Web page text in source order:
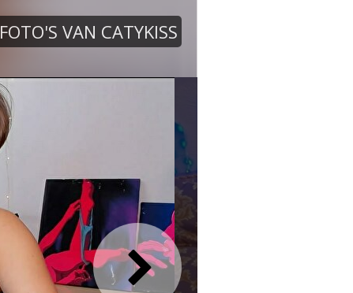
FOTO'S VAN CATYKISS